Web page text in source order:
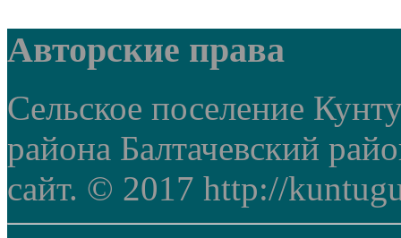
Авторские права
Сельское поселение
района Балтачевский
сайт. © 2017 http://